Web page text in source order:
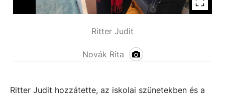
Ritter Judit
Novák Rita
Ritter Judit hozzátette, az iskolai szünetekben és a